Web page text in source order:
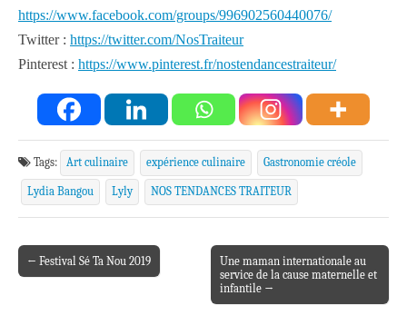
https://www.facebook.com/groups/996902560440076/
Twitter : https://twitter.com/NosTraiteur
Pinterest : https://www.pinterest.fr/nostendancestraiteur/
Tags: Art culinaire expérience culinaire Gastronomie créole
Lydia Bangou Lyly NOS TENDANCES TRAITEUR
Post navigation
← Festival Sé Ta Nou 2019
Une maman internationale au
service de la cause maternelle et
infantile →